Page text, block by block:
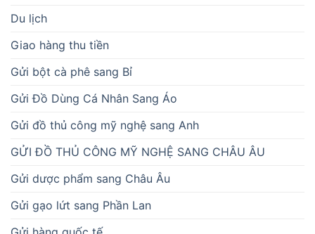
Du lịch
Giao hàng thu tiền
Gửi bột cà phê sang Bỉ
Gửi Đồ Dùng Cá Nhân Sang Áo
Gửi đồ thủ công mỹ nghệ sang Anh
GỬI ĐỒ THỦ CÔNG MỸ NGHỆ SANG CHÂU ÂU
Gửi dược phẩm sang Châu Âu
Gửi gạo lứt sang Phần Lan